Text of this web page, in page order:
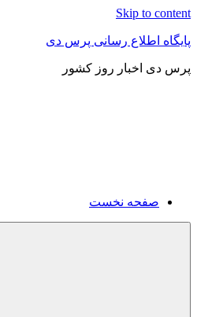
Skip to content
پایگاه اطلاع رسانی پرس دی
پرس دی اخبار روز کشور
صفحه نخست